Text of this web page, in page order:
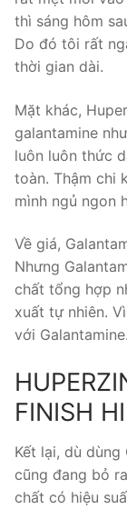
thì sáng hôm
Do đó tôi rất
thời gian dài.
Mặt khác,
galantamine
luôn luôn thức
toàn. Thậm chi
mình ngủ ngon
Về giá,
Nhưng
chất tổng hợp
xuất tự nhiên.
với Galantamine.
FINISH
Kết lại, dù dùng
cũng đang bỏ
chất có hiệu